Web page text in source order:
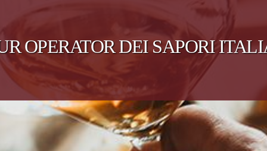
OPERATOR DEI SAPORI